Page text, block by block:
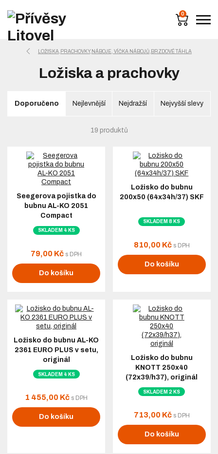
0
LOŽISKA,PRACHOVKY,NÁBOJE, VÍČKA NÁBOJŮ,BRZDOVÉ TÁHLA
Ložiska a prachovky
Doporučeno Nejlevnější Nejdražší Nejvyšší slevy
19 produktů
Seegerova pojistka do
bubnu AL-KO 2051
Compact
SKLADEM 4 KS
79,00 Kč s DPH
Do košíku
Ložisko do bubnu
200x50 (64x34h/37) SKF
SKLADEM 8 KS
810,00 Kč s DPH
Do košíku
Ložisko do bubnu AL-KO
2361 EURO PLUS v setu,
originál
SKLADEM 4 KS
1 455,00 Kč s DPH
Do košíku
Ložisko do bubnu
KNOTT 250x40
(72x39/h37), originál
SKLADEM 2 KS
713,00 Kč s DPH
Do košíku